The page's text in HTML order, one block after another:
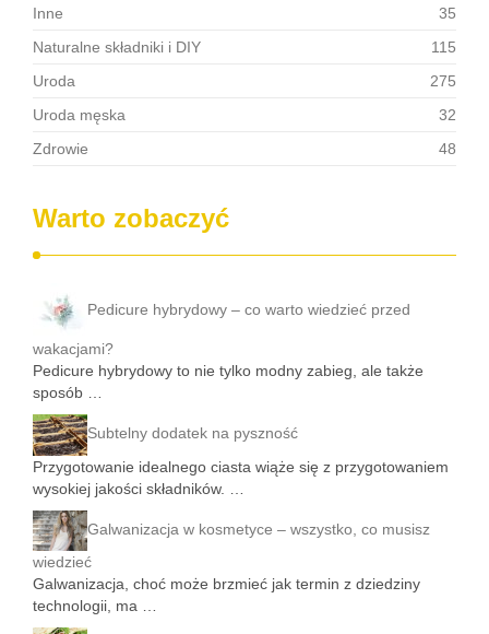
Inne
35
Naturalne składniki i DIY
115
Uroda
275
Uroda męska
32
Zdrowie
48
Warto zobaczyć
Pedicure hybrydowy – co warto wiedzieć przed
wakacjami?
Pedicure hybrydowy to nie tylko modny zabieg, ale także
sposób …
Subtelny dodatek na pyszność
Przygotowanie idealnego ciasta wiąże się z przygotowaniem
wysokiej jakości składników. …
Galwanizacja w kosmetyce – wszystko, co musisz
wiedzieć
Galwanizacja, choć może brzmieć jak termin z dziedziny
technologii, ma …